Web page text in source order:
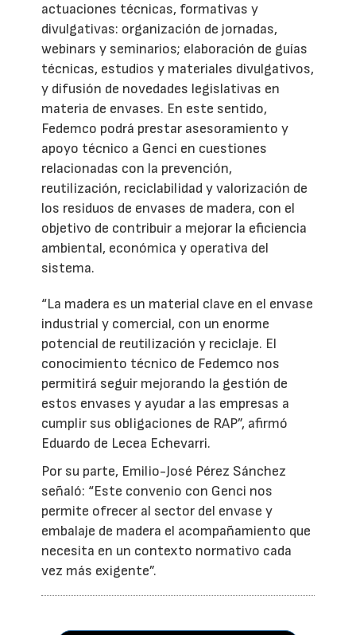
actuaciones técnicas, formativas y
divulgativas: organización de jornadas,
webinars y seminarios; elaboración de guías
técnicas, estudios y materiales divulgativos,
y difusión de novedades legislativas en
materia de envases. En este sentido,
Fedemco podrá prestar asesoramiento y
apoyo técnico a Genci en cuestiones
relacionadas con la prevención,
reutilización, reciclabilidad y valorización de
los residuos de envases de madera, con el
objetivo de contribuir a mejorar la eficiencia
ambiental, económica y operativa del
sistema.
“La madera es un material clave en el envase
industrial y comercial, con un enorme
potencial de reutilización y reciclaje. El
conocimiento técnico de Fedemco nos
permitirá seguir mejorando la gestión de
estos envases y ayudar a las empresas a
cumplir sus obligaciones de RAP”, afirmó
Eduardo de Lecea Echevarri.
Por su parte, Emilio-José Pérez Sánchez
señaló: “Este convenio con Genci nos
permite ofrecer al sector del envase y
embalaje de madera el acompañamiento que
necesita en un contexto normativo cada
vez más exigente”.